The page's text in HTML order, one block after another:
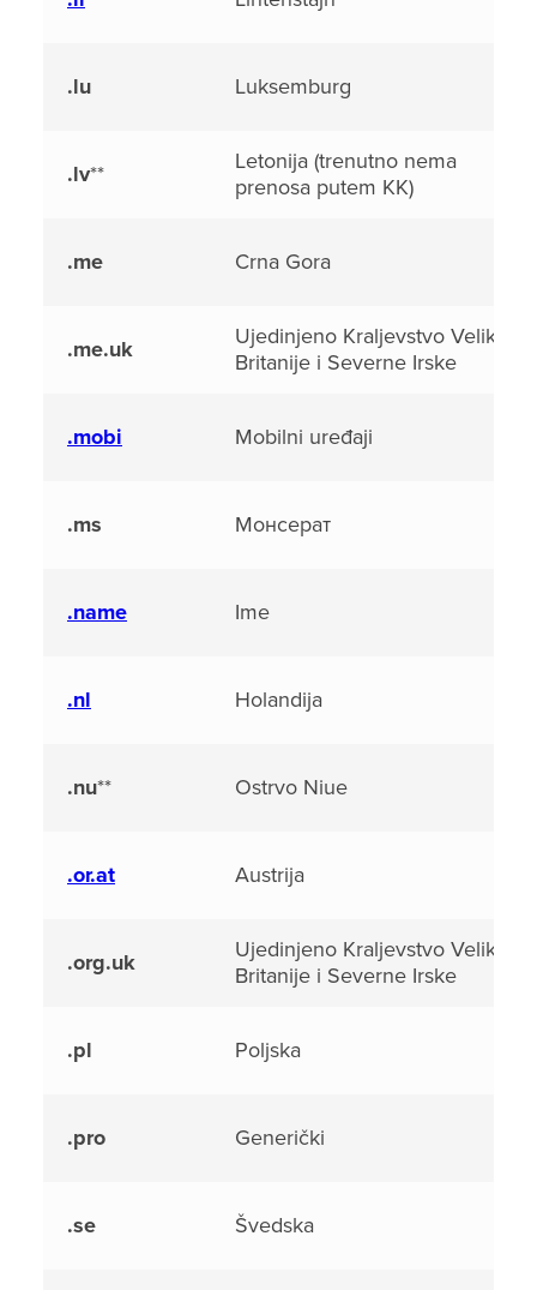
.lu Luksemburg
.lv**
Letonija (trenutno nema
prenosa putem KK)
.me Crna Gora
.me.uk
Ujedinjeno Kraljevstvo Velike
Britanije i Severne Irske
.mobi Mobilni uređaji
.ms Монсерат
.name Ime
.nl Holandija
.nu** Ostrvo Niue
.or.at Austrija
.org.uk
Ujedinjeno Kraljevstvo Velike
Britanije i Severne Irske
.pl Poljska
.pro Generički
.se Švedska